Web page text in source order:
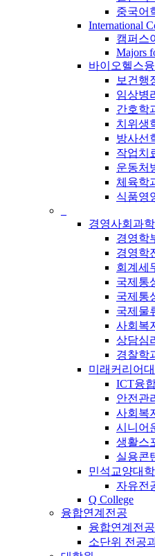
중국어
International
캠퍼스
Majors
바이오헬스
보건행
임상병
간호학
치위생
방사선
작업치
운동처
체육학
식품영
경영사회과
경영학
경영학
회계세
국제통
국제통
국제물
사회복
상담심
경찰학
미래커리어
ICT융
안전관
사회복
시니어
생활스
실용콘
민석교양대학
자유전
Q College
융합연계전공
융합연계전공
소단위 전공